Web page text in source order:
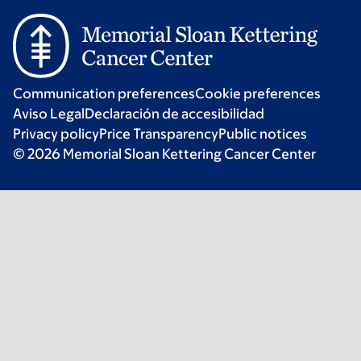
Communication preferencesCookie preferences
Aviso LegalDeclaración de accesibilidad
Privacy policyPrice TransparencyPublic notices
© 2026 Memorial Sloan Kettering Cancer Center